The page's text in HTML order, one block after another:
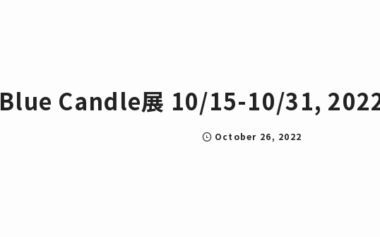
Blue Candle展 10/15-10/31, 2022
October 26, 2022